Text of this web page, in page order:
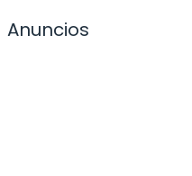
Anuncios